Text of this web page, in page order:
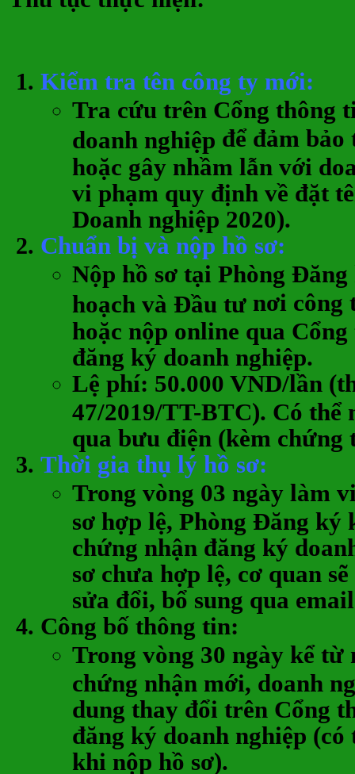
Kiểm tra tên công ty mới:
Tra cứu trên Cổng thông
doanh nghiệp để đảm
hoặc gây nhầm lẫn với
vi phạm quy định về đặt
Doanh nghiệp 2020).
Chuẩn bị và nộp hồ sơ:
Nộp hồ sơ tại Phòng
hoạch và Đầu tư nơi công
hoặc nộp online qua
đăng ký doanh nghiệp.
Lệ phí: 50.000 VND/lần
47/2019/TT-BTC). Có thể
qua bưu điện (kèm chứng
Thời gia thụ lý hồ sơ:
Trong vòng 03 ngày làm
sơ hợp lệ, Phòng Đăng ký
chứng nhận đăng ký
sơ chưa hợp lệ, cơ quan
sửa đổi, bổ sung qua
Công bố thông tin:
Trong vòng 30 ngày kể từ
chứng nhận mới, doanh
dung thay đổi trên Cổng
đăng ký doanh nghiệp
khi nộp hồ sơ).